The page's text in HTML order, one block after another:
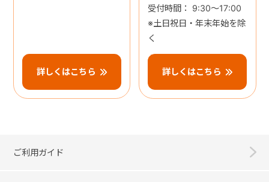
詳しくはこちら
受付時間： 9:30～17:00
※土日祝日・年末年始を除
く
詳しくはこちら
ご利用ガイド